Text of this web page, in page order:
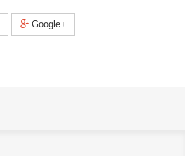
Google+